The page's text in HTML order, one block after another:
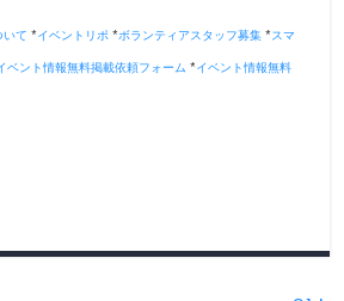
いて *イベントリポ *ボランティアスタッフ募集 *スマ
ベント情報無料掲載依頼フォーム *イベント情報無料